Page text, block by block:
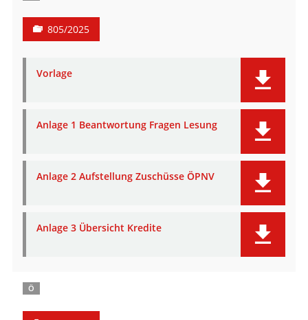
805/2025
Vorlage
Anlage 1 Beantwortung Fragen Lesung
Anlage 2 Aufstellung Zuschüsse ÖPNV
Anlage 3 Übersicht Kredite
Ö